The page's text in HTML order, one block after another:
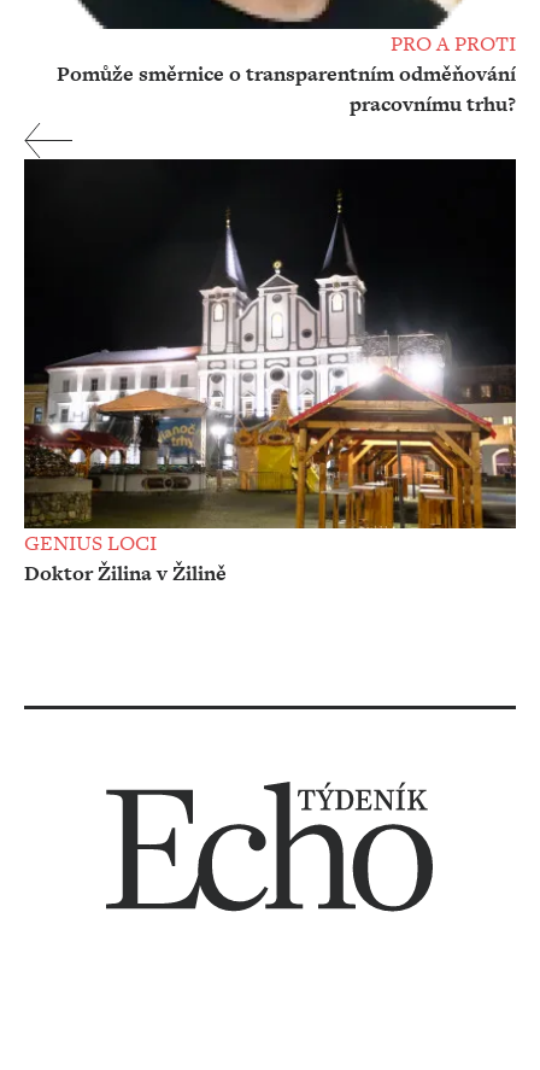
PRO A PROTI
Pomůže směrnice o transparentním odměňování
pracovnímu trhu?
GENIUS LOCI
Doktor Žilina v Žilině